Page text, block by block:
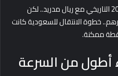
كريم بنزيما خدها بعد موسم 2022 التاريخي مع ريال مدريد.. لكن
خطوة الانتقال للسعودية كانت
ممكنة.
أطول من السرعة